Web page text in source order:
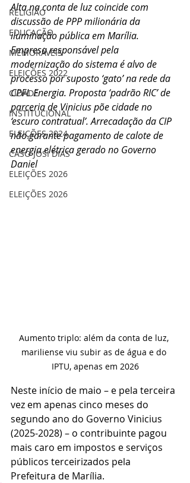
RELIGIÃO
EDUCAÇÃO
MEMORÁVEIS
ELEIÇÕES 2022
CIDADE
INSTITUCIONAL
ELEIÇÕES 2024
CASO JOSI DIAS
ELEIÇÕES 2026
ELEIÇÕES 2026
Alta na conta de luz coincide com
discussão de PPP milionária da
iluminação pública em Marília.
Empresa responsável pela
modernização do sistema é alvo de
processo por suposto ‘gato’ na rede da
CPFL Energia. Proposta ‘padrão RIC’ de
parceria de Vinicius põe cidade no
‘escuro contratual’. Arrecadação da CIP
não garante pagamento de calote de
energia elétrica gerado no Governo
Daniel
Aumento triplo: além da conta de luz,
mariliense viu subir as de água e do
IPTU, apenas em 2026
Neste início de maio – e pela terceira
vez em apenas cinco meses do
segundo ano do Governo Vinicius
(2025-2028) – o contribuinte pagou
mais caro em impostos e serviços
públicos terceirizados pela
Prefeitura de Marília.